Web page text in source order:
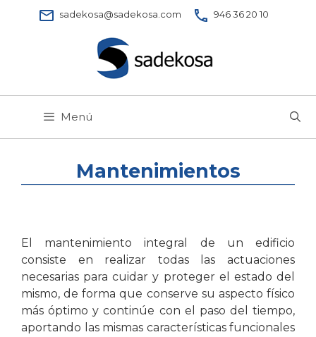
sadekosa@sadekosa.com 946 36 20 10
Menú
Mantenimientos
El mantenimiento integral de un edificio
consiste en realizar todas las actuaciones
necesarias para cuidar y proteger el estado del
mismo, de forma que conserve su aspecto físico
más óptimo y continúe con el paso del tiempo,
aportando las mismas características funcionales